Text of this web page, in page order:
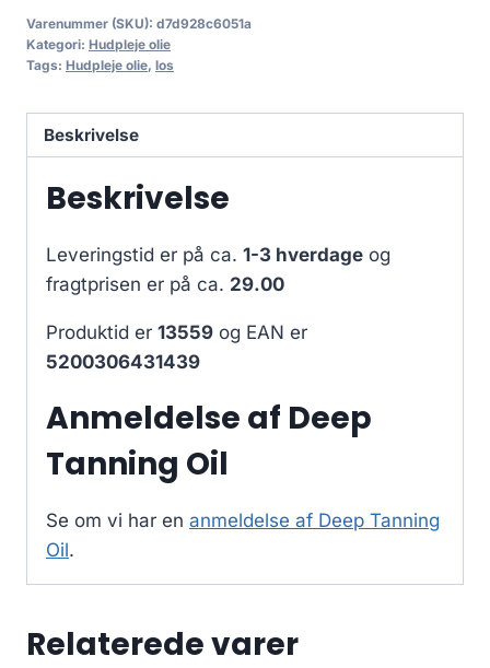
Varenummer (SKU): d7d928c6051a
Kategori: Hudpleje olie
Tags: Hudpleje olie, los
Beskrivelse
Beskrivelse
Leveringstid er på ca. 1-3 hverdage og
fragtprisen er på ca. 29.00
Produktid er 13559 og EAN er
5200306431439
Anmeldelse af Deep
Tanning Oil
Se om vi har en anmeldelse af Deep Tanning
Oil.
Relaterede varer